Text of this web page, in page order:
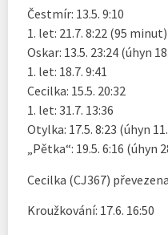
Čestmír: 13.5. 9:10
1. let: 21.7. 8:22 (95 minut)
Oskar: 13.5. 23:24 (úhyn
1. let: 18.7. 9:41
Cecilka: 15.5. 20:32
1. let: 31.7. 13:36
Otylka: 17.5. 8:23 (úhyn
„Pětka“: 19.5. 6:16 (úhyn
Cecilka (CJ367)
Kroužkování: 17.6. 16:50